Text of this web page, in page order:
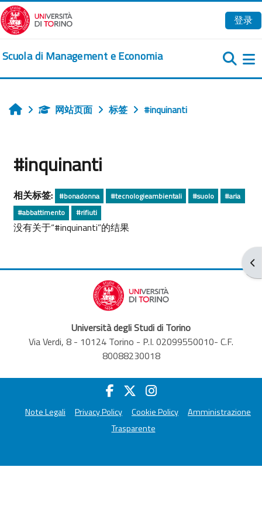
跳到主要内容
登录
Scuola di Management e Economia
打
首页 网站页面 标签 #inquinanti
#inquinanti
相关标签: #bonadonna #tecnologieambientali #suolo
#aria
#abbattimento
#rifiuti
没有关于“#inquinanti”的结果
Università degli Studi di Torino
Via Verdi, 8 - 10124 Torino - P.I. 02099550010- C.F.
80088230018
Note Legali Privacy Policy Cookie Policy
Amministrazione
Trasparente